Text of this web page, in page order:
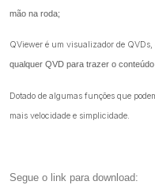
mão na roda;
QViewer é um visualizador de QVDs,
qualquer QVD para trazer o
Dotado de algumas funções que
mais velocidade e simplicidade.
Segue o link para download: